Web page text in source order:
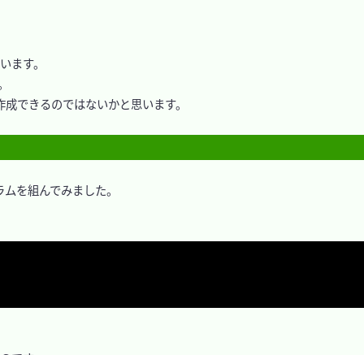
ます。
できるのではないかと思います。
を組んでみました。